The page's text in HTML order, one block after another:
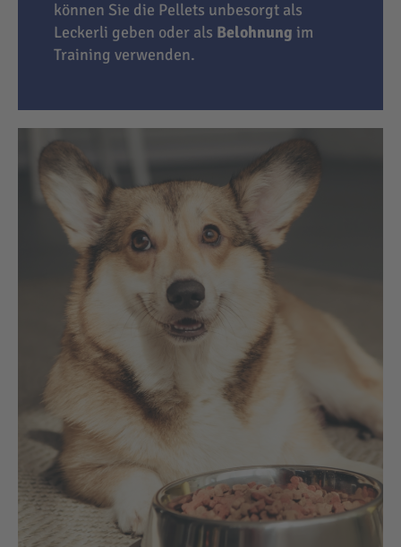
können Sie die Pellets unbesorgt als
Leckerli geben oder als Belohnung im
Training verwenden.